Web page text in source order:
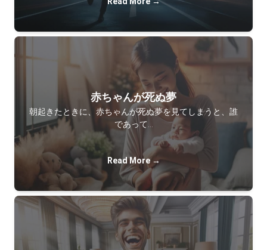
赤ちゃんが死ぬ夢
朝起きたときに、赤ちゃんが死ぬ夢を見てしまうと、誰
であって…
Read More →